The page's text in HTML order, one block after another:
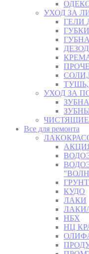
УХОД ЗА
ГЕЛИ
УХОД ЗА
Все для ремонта
КУДО
ЛАКИ
НБХ
НЦ